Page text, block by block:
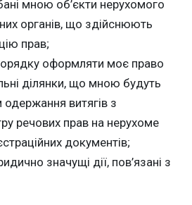
мною об’єкти нерухомого
органів, що здійснюють
прав;
оформляти моє право
ділянки, що мною будуть
витягів з
речових прав на нерухоме
документів;
значущі дії, пов’язані з